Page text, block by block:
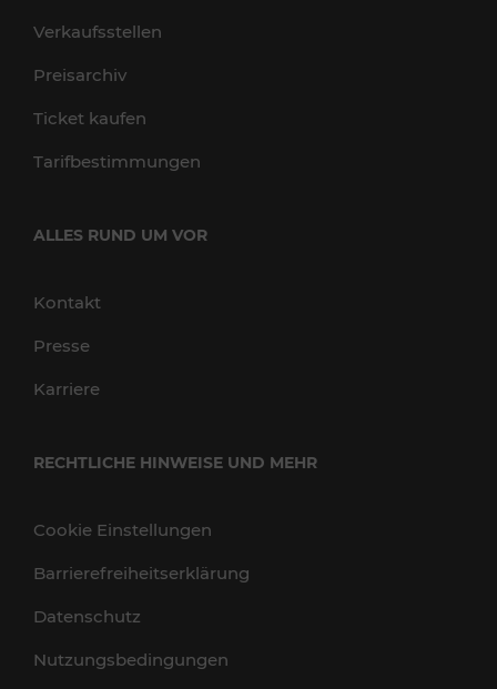
Verkaufsstellen
Preisarchiv
Ticket kaufen
Tarifbestimmungen
ALLES RUND UM VOR
Kontakt
Presse
Karriere
RECHTLICHE HINWEISE UND MEHR
Cookie Einstellungen
Barrierefreiheitserklärung
Datenschutz
Nutzungsbedingungen